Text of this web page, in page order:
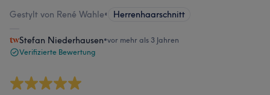
Gestylt von René Wahle• Herrenhaarschnitt
Stefan Niederhausen•vor mehr als 3 Jahren
Verifizierte Bewertung